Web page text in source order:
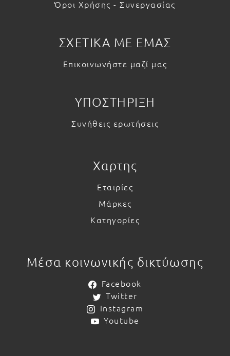
Όροι Χρήσης - Συνεργασίας
ΣΧΕΤΙΚΑ ΜΕ ΕΜΑΣ
Επικοινωνήστε μαζί μας
ΥΠΟΣΤΗΡΙΞΗ
Συνήθεις ερωτήσεις
Χαρτης
Εταιρίες
Μάρκες
Κατηγορίες
Μέσα κοινωνικής δικτύωσης
Facebook
Twitter
Instagram
Youtube